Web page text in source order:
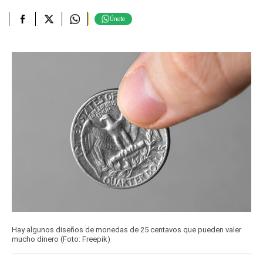
Únete
Hay algunos diseños de monedas de 25 centavos que pueden valer
mucho dinero (Foto: Freepik)